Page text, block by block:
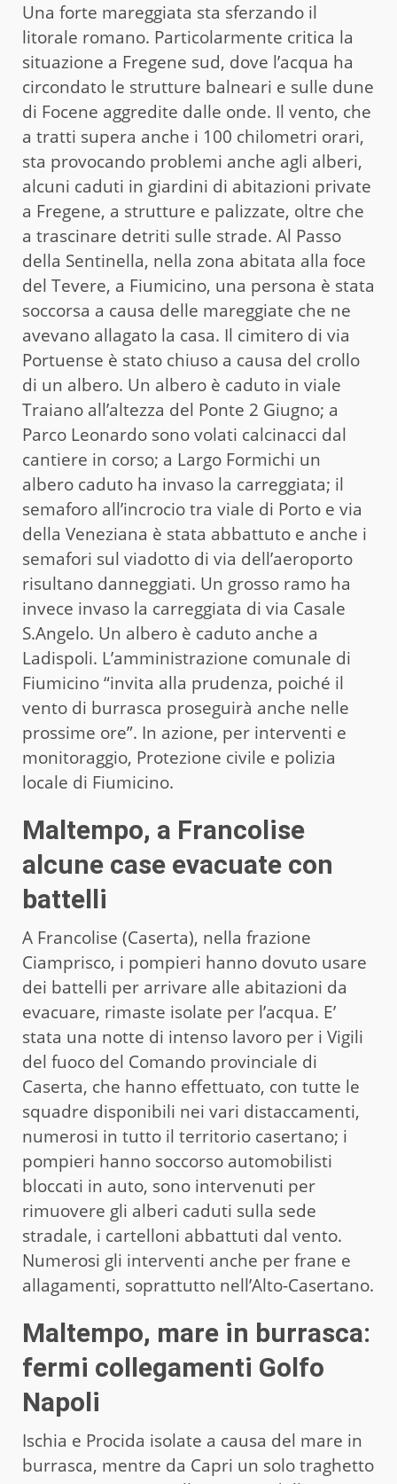
Una forte mareggiata sta sferzando il
litorale romano. Particolarmente critica la
situazione a Fregene sud, dove l’acqua ha
circondato le strutture balneari e sulle dune
di Focene aggredite dalle onde. Il vento, che
a tratti supera anche i 100 chilometri orari,
sta provocando problemi anche agli alberi,
alcuni caduti in giardini di abitazioni private
a Fregene, a strutture e palizzate, oltre che
a trascinare detriti sulle strade. Al Passo
della Sentinella, nella zona abitata alla foce
del Tevere, a Fiumicino, una persona è stata
soccorsa a causa delle mareggiate che ne
avevano allagato la casa. Il cimitero di via
Portuense è stato chiuso a causa del crollo
di un albero. Un albero è caduto in viale
Traiano all’altezza del Ponte 2 Giugno; a
Parco Leonardo sono volati calcinacci dal
cantiere in corso; a Largo Formichi un
albero caduto ha invaso la carreggiata; il
semaforo all’incrocio tra viale di Porto e via
della Veneziana è stata abbattuto e anche i
semafori sul viadotto di via dell’aeroporto
risultano danneggiati. Un grosso ramo ha
invece invaso la carreggiata di via Casale
S.Angelo. Un albero è caduto anche a
Ladispoli. L’amministrazione comunale di
Fiumicino “invita alla prudenza, poiché il
vento di burrasca proseguirà anche nelle
prossime ore”. In azione, per interventi e
monitoraggio, Protezione civile e polizia
locale di Fiumicino.
Maltempo, a Francolise
alcune case evacuate con
battelli
A Francolise (Caserta), nella frazione
Ciamprisco, i pompieri hanno dovuto usare
dei battelli per arrivare alle abitazioni da
evacuare, rimaste isolate per l’acqua. E’
stata una notte di intenso lavoro per i Vigili
del fuoco del Comando provinciale di
Caserta, che hanno effettuato, con tutte le
squadre disponibili nei vari distaccamenti,
numerosi in tutto il territorio casertano; i
pompieri hanno soccorso automobilisti
bloccati in auto, sono intervenuti per
rimuovere gli alberi caduti sulla sede
stradale, i cartelloni abbattuti dal vento.
Numerosi gli interventi anche per frane e
allagamenti, soprattutto nell’Alto-Casertano.
Maltempo, mare in burrasca:
fermi collegamenti Golfo
Napoli
Ischia e Procida isolate a causa del mare in
burrasca, mentre da Capri un solo traghetto